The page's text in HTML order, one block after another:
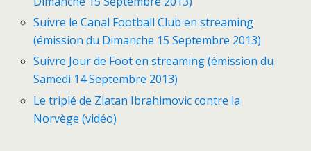
Suivre le Canal Football Club en streaming
(émission du Dimanche 15 Septembre 2013)
Suivre Jour de Foot en streaming (émission du
Samedi 14 Septembre 2013)
Le triplé de Zlatan Ibrahimovic contre la
Norvège (vidéo)